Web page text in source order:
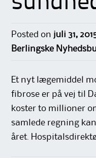
Posted on juli 31,
Berlingske
Et nyt lægemiddel
fibrose er på vej til
koster to millioner
samlede regning
året.